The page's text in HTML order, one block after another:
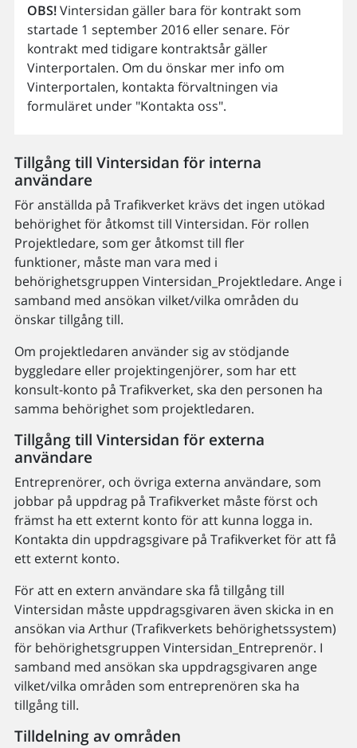
OBS!Vintersidan gäller bara för kontrakt som
startade 1 september 2016 eller senare. För
kontrakt med tidigare kontraktsår gäller
Vinterportalen. Om du önskar mer info om
Vinterportalen, kontakta förvaltningen via
formuläret under "Kontakta oss".
Tillgång till Vintersidan för interna
användare
För anställda på Trafikverket krävs det ingen utökad
behörighet för åtkomst till Vintersidan. För rollen
Projektledare, som ger åtkomst till fler
funktioner, måste man vara med i
behörighetsgruppen Vintersidan_Projektledare. Ange i
samband med ansökan vilket/vilka områden du
önskar tillgång till.
Om projektledaren använder sig av stödjande
byggledare eller projektingenjörer, som har ett
konsult-konto på Trafikverket, ska den personen ha
samma behörighet som projektledaren.
Tillgång till Vintersidan för externa
användare
Entreprenörer, och övriga externa användare, som
jobbar på uppdrag på Trafikverket måste först och
främst ha ett externt konto för att kunna logga in.
Kontakta din uppdragsgivare på Trafikverket för att få
ett externt konto.
För att en extern användare ska få tillgång till
Vintersidan måste uppdragsgivaren även skicka in en
ansökan via Arthur (Trafikverkets behörighetssystem)
för behörighetsgruppen Vintersidan_Entreprenör. I
samband med ansökan ska uppdragsgivaren ange
vilket/vilka områden som entreprenören ska ha
tillgång till.
Tilldelning av områden